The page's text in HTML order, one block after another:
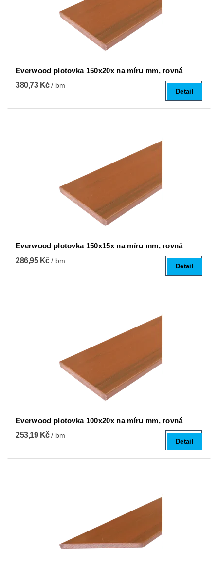
Everwood plotovka 150x20x na míru mm, rovná
380,73 Kč/ bm
Detail
Everwood plotovka 150x15x na míru mm, rovná
286,95 Kč/ bm
Detail
Everwood plotovka 100x20x na míru mm, rovná
253,19 Kč/ bm
Detail